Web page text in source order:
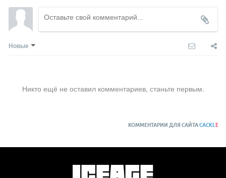
Новые
Никто ещё не оставил комментариев, станьте первым.
КОММЕНТАРИИ ДЛЯ САЙТАCACKL E